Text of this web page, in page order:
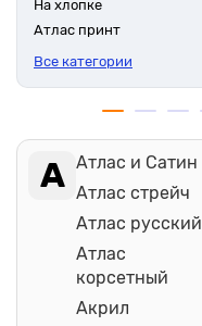
На хлопке
Атлас принт
Все категории
А Атлас и Сатин
Атлас стрейч
Атлас русский
Атлас
корсетный
Акрил